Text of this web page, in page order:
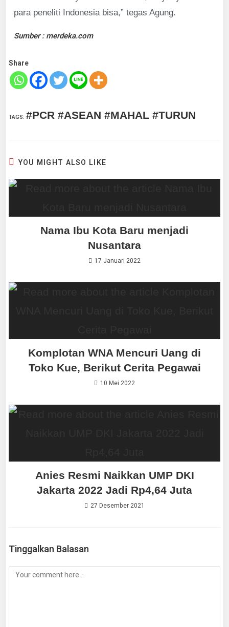
para peneliti Indonesia bisa,” tegas Agung.
Sumber : merdeka.com
Share
TAGS:#PCR #ASEAN #MAHAL #TURUN
YOU MIGHT ALSO LIKE
Nama Ibu Kota Baru menjadi
Nusantara
17 Januari 2022
Komplotan WNA Mencuri Uang di
Toko Kue, Berikut Cerita Pegawai
10 Mei 2022
Anies Resmi Naikkan UMP DKI
Jakarta 2022 Jadi Rp4,64 Juta
27 Desember 2021
Tinggalkan Balasan